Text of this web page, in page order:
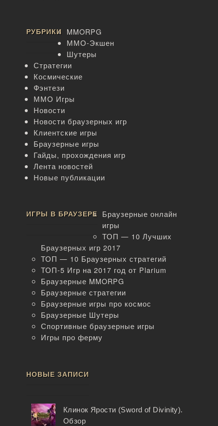
РУБРИКИ MMORPG
ММО-Экшен
Шутеры
Стратегии
Космические
Фэнтези
ММО Игры
Новости
Новости браузерных игр
Клиентские игры
Браузерные игры
Гайды, прохождения игр
Лента новостей
Новые публикации
ИГРЫ В БРАУЗЕРЕ Браузерные онлайн
игры
ТОП — 10 Лучших
Браузерных игр 2017
ТОП — 10 Браузерных стратегий
ТОП-5 Игр на 2017 год от Plarium
Браузерные MMORPG
Браузерные стратегии
Браузерные игры про космос
Браузерные Шутеры
Спортивные браузерные игры
Игры про ферму
НОВЫЕ ЗАПИСИ
Клинок Ярости (Sword of Divinity).
Обзор